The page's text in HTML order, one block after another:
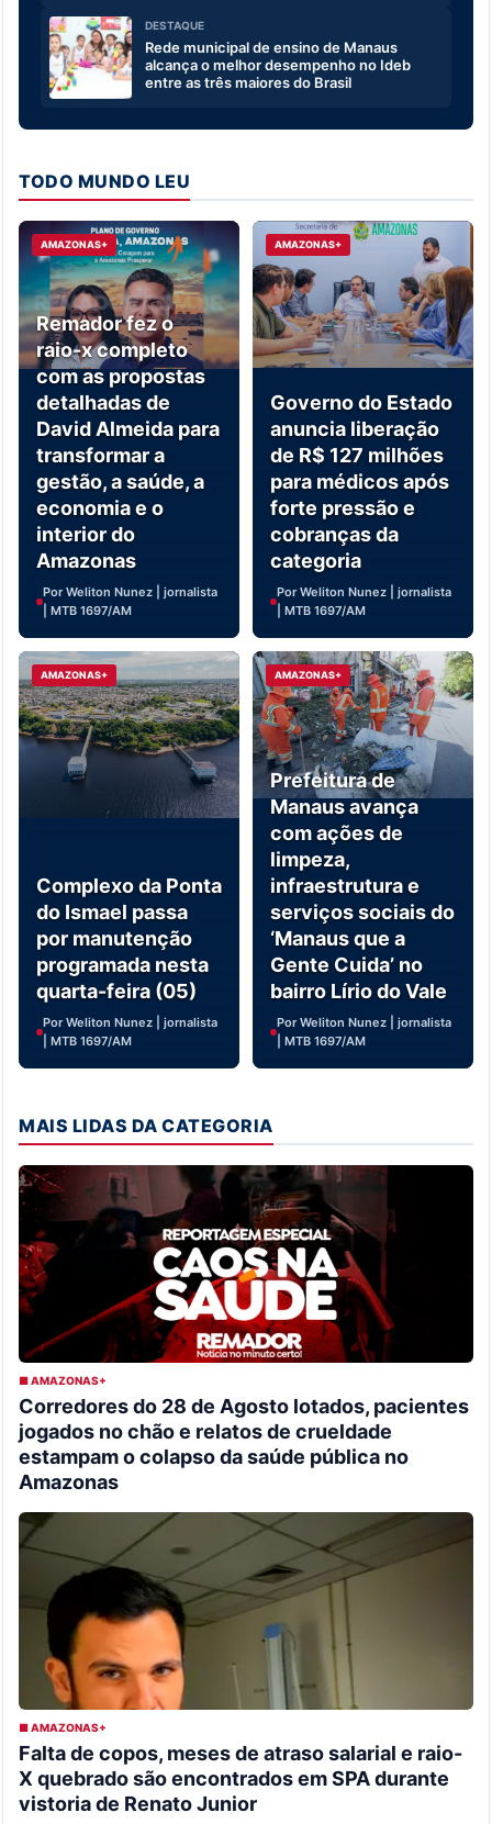
DESTAQUE
Rede municipal de ensino de Manaus
alcança o melhor desempenho no Ideb
entre as três maiores do Brasil
TODO MUNDO LEU
AMAZONAS+
Remador fez o
raio-x completo
com as propostas
detalhadas de
David Almeida para
transformar a
gestão, a saúde, a
economia e o
interior do
Amazonas
Por Weliton Nunez | jornalista
| MTB 1697/AM
AMAZONAS+
Governo do Estado
anuncia liberação
de R$ 127 milhões
para médicos após
forte pressão e
cobranças da
categoria
Por Weliton Nunez | jornalista
| MTB 1697/AM
AMAZONAS+
Complexo da Ponta
do Ismael passa
por manutenção
programada nesta
quarta-feira (05)
Por Weliton Nunez | jornalista
| MTB 1697/AM
AMAZONAS+
Prefeitura de
Manaus avança
com ações de
limpeza,
infraestrutura e
serviços sociais do
‘Manaus que a
Gente Cuida’ no
bairro Lírio do Vale
Por Weliton Nunez | jornalista
| MTB 1697/AM
MAIS LIDAS DA CATEGORIA
■ AMAZONAS+
Corredores do 28 de Agosto lotados, pacientes
jogados no chão e relatos de crueldade
estampam o colapso da saúde pública no
Amazonas
■ AMAZONAS+
Falta de copos, meses de atraso salarial e raio-
X quebrado são encontrados em SPA durante
vistoria de Renato Junior